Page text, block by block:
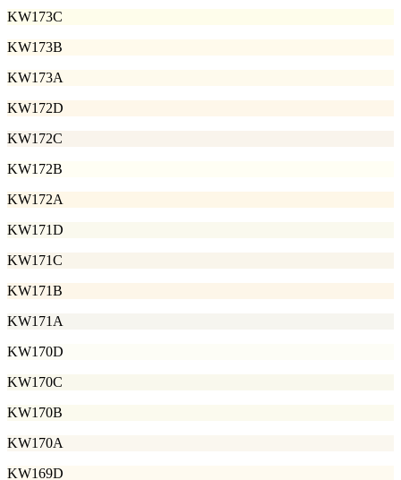
KW173C
KW173B
KW173A
KW172D
KW172C
KW172B
KW172A
KW171D
KW171C
KW171B
KW171A
KW170D
KW170C
KW170B
KW170A
KW169D